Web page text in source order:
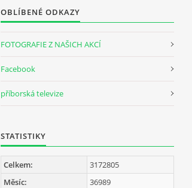
OBLÍBENÉ ODKAZY
FOTOGRAFIE Z NAŠICH AKCÍ
Facebook
příborská televize
STATISTIKY
Celkem:
3172805
Měsíc:
36989